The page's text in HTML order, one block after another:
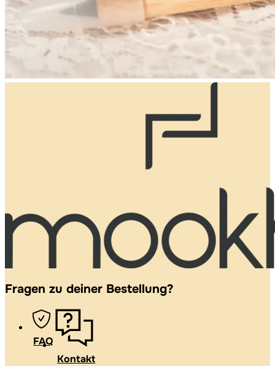
Fragen zu deiner Bestellung?
FAQ
Kontakt